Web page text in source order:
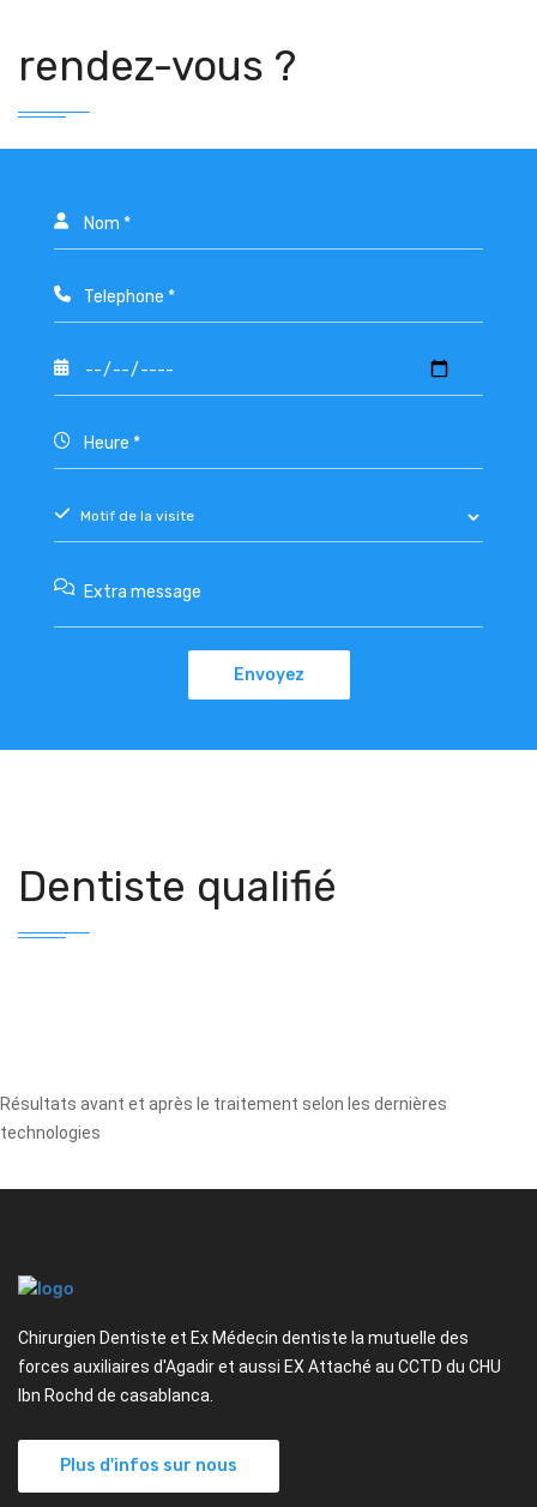
rendez-vous ?
Dentiste qualifié
Résultats avant et après le traitement selon les dernières
technologies
Chirurgien Dentiste et Ex Médecin dentiste la mutuelle des
forces auxiliaires d'Agadir et aussi EX Attaché au CCTD du CHU
Ibn Rochd de casablanca.
Plus d'infos sur nous